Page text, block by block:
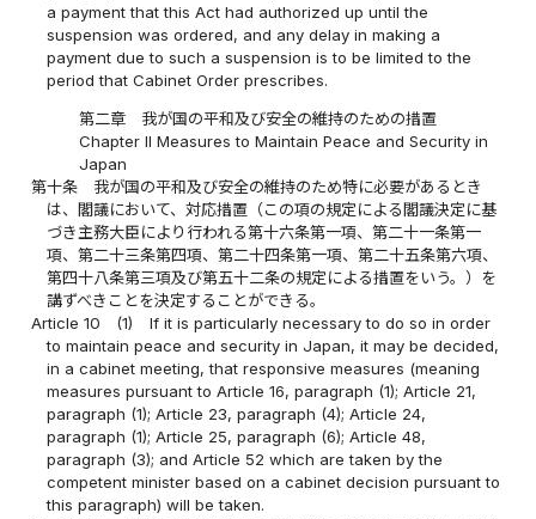
a payment that this Act had authorized up until the
suspension was ordered, and any delay in making a
payment due to such a suspension is to be limited to the
period that Cabinet Order prescribes.
第二章 我が国の平和及び安全の維持のための措置
Chapter II Measures to Maintain Peace and Security in
Japan
第十条
我が国の平和及び安全の維持のため特に必要があるとき
は、閣議において、対応措置（この項の規定による閣議決定に基
づき主務大臣により行われる第十六条第一項、第二十一条第一
項、第二十三条第四項、第二十四条第一項、第二十五条第六項、
第四十八条第三項及び第五十二条の規定による措置をいう。）を
講ずべきことを決定することができる。
Article 10
(1)
If it is particularly necessary to do so in order
to maintain peace and security in Japan, it may be decided,
in a cabinet meeting, that responsive measures (meaning
measures pursuant to Article 16, paragraph (1); Article 21,
paragraph (1); Article 23, paragraph (4); Article 24,
paragraph (1); Article 25, paragraph (6); Article 48,
paragraph (3); and Article 52 which are taken by the
competent minister based on a cabinet decision pursuant to
this paragraph) will be taken.